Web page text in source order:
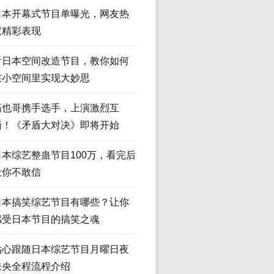
本开幕式节目单曝光，网友热
精彩表现
日本空间改造节目，教你如何
小空间里实现大妙思
也哥携手选手，上演激烈互
！《矛盾大对决》即将开始
本综艺整蛊节目100万，看完后
你不敢信
本搞笑综艺节目有哪些？让你
受日本节目的搞笑之魂
心跟随日本综艺节目月曜日夜
央全程流程介绍